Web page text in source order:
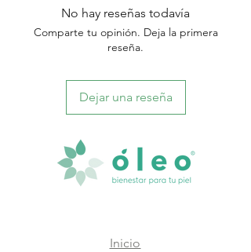
No hay reseñas todavía
Comparte tu opinión. Deja la primera
reseña.
Dejar una reseña
Inicio